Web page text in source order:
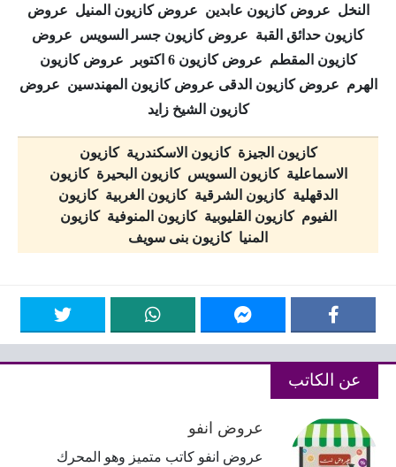
النخل عروض كازيون عابدين عروض كازيون المنيل عروض
كازيون حدائق القبة عروض كازيون جسر السويس عروض
كازيون المقطم عروض كازيون 6 اكتوبر عروض كازيون
الهرم عروض كازيون الدقى عروض كازيون المهندسين عروض
كازيون الشيخ زايد
كازيون الجيزة كازيون الاسكندرية كازيون
الاسماعلية كازيون السويس كازيون البحيرة كازيون
الدقهلية كازيون الشرقية كازيون الغربية كازيون
الفيوم كازيون القليوبية كازيون المنوفية كازيون
المنيا كازيون بنى سويف
عن الكاتب
عروض انفو
عروض انفو كاتب متميز وهو المحرك